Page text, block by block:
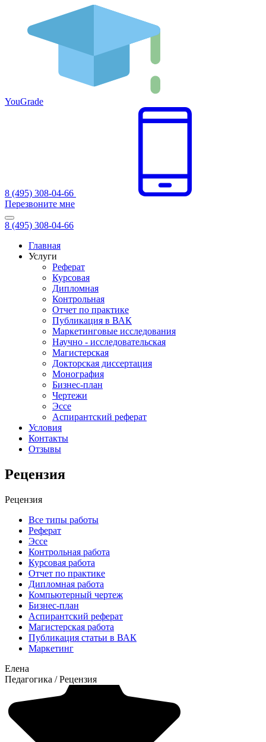
YouGrade
8 (495) 308-04-66
Перезвоните мне
8 (495) 308-04-66
Главная
Услуги
Реферат
Курсовая
Дипломная
Контрольная
Отчет по практике
Публикация в ВАК
Маркетинговые исследования
Научно - исследовательская
Магистерская
Докторская диссертация
Монография
Бизнес-план
Чертежи
Эссе
Аспирантский реферат
Условия
Контакты
Отзывы
Рецензия
Рецензия
Все типы работы
Реферат
Эссе
Контрольная работа
Курсовая работа
Отчет по практике
Дипломная работа
Компьютерный чертеж
Бизнес-план
Аспирантский реферат
Магистерская работа
Публикация статьи в ВАК
Маркетинг
Елена
Педагогика /Рецензия